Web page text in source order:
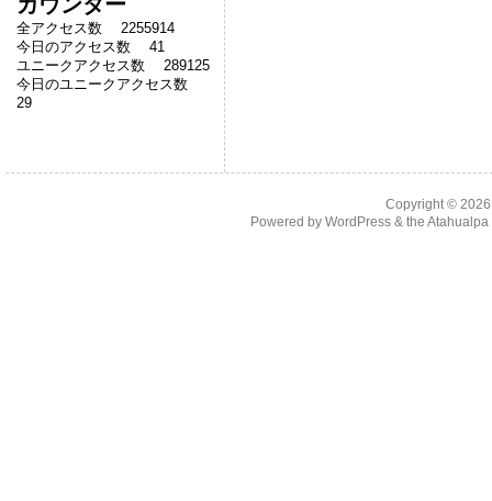
全アクセス数 2255914
今日のアクセス数 41
ユニークアクセス数 289125
今日のユニークアクセス数
29
Copyright ©
Powered by WordPress& the Atahualpa